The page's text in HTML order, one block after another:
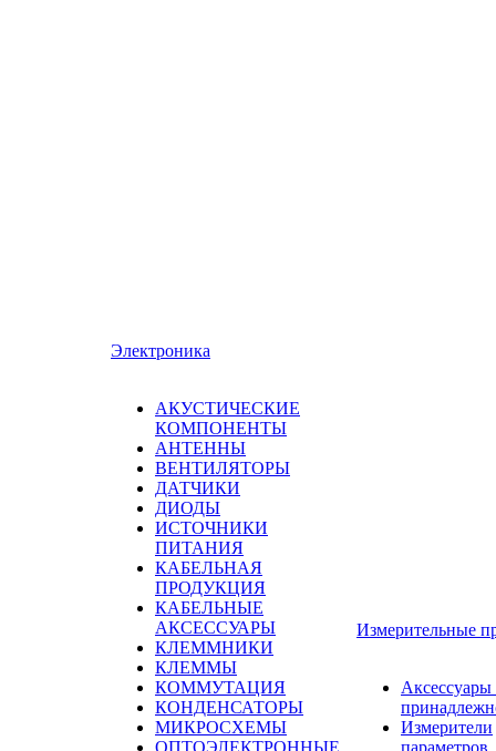
Электроника
АКУСТИЧЕСКИЕ
КОМПОНЕНТЫ
АНТЕННЫ
ВЕНТИЛЯТОРЫ
ДАТЧИКИ
ДИОДЫ
ИСТОЧНИКИ
ПИТАНИЯ
КАБЕЛЬНАЯ
ПРОДУКЦИЯ
КАБЕЛЬНЫЕ
АКСЕССУАРЫ
КЛЕММНИКИ
КЛЕММЫ
КОММУТАЦИЯ
КОНДЕНСАТОРЫ
МИКРОСХЕМЫ
ОПТОЭЛЕКТРОННЫЕ
Измерительные
Аксессуары
Измерители
параметров